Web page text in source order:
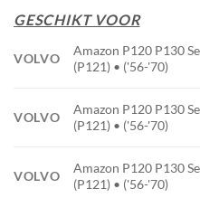
GESCHIKT VOOR
VOLVO
Amazon P120 P130
(P121) • ('56-'70)
VOLVO
Amazon P120 P130
(P121) • ('56-'70)
VOLVO
Amazon P120 P130
(P121) • ('56-'70)